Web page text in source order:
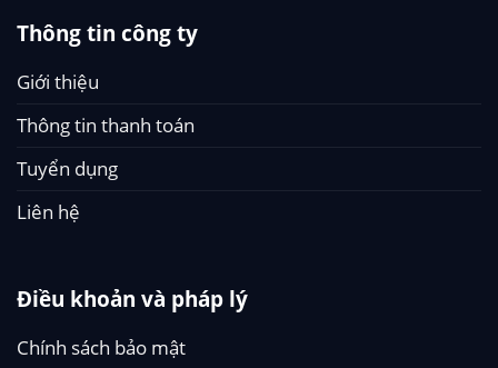
Thông tin công ty
Giới thiệu
Thông tin thanh toán
Tuyển dụng
Liên hệ
Điều khoản và pháp lý
Chính sách bảo mật